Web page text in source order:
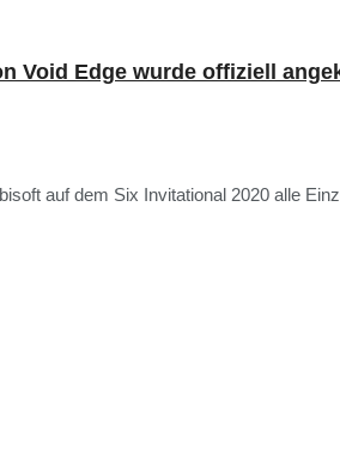
Void Edge wurde offiziell
auf dem Six Invitational 2020 alle